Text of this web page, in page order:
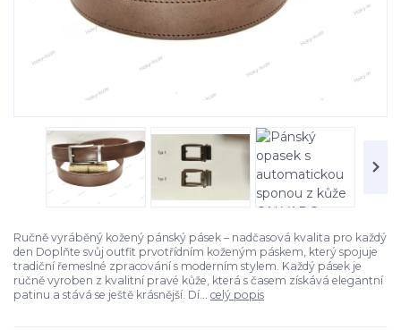
Ručně vyráběný kožený pánský pásek – nadčasová kvalita pro každý
den Doplňte svůj outfit prvotřídním koženým páskem, který spojuje
tradiční řemeslné zpracování s moderním stylem. Každý pásek je
ručně vyroben z kvalitní pravé kůže, která s časem získává elegantní
patinu a stává se ještě krásnější. Dí... celý popis